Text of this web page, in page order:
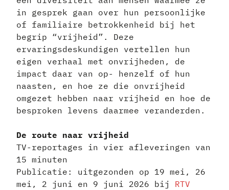
in gesprek gaan over hun persoonlijke
of familiaire betrokkenheid bij het
begrip “vrijheid”. Deze
ervaringsdeskundigen vertellen hun
eigen verhaal met onvrijheden, de
impact daar van op- henzelf of hun
naasten, en hoe ze die onvrijheid
omgezet hebben naar vrijheid en hoe de
besproken levens daarmee veranderden.
De route naar vrijheid
TV-reportages in vier afleveringen van
15 minuten
Publicatie: uitgezonden op 19 mei, 26
mei, 2 juni en 9 juni 2026 bij RTV